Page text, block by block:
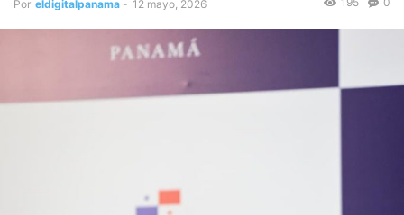
Por eldigitalpanama - 12 mayo, 2026